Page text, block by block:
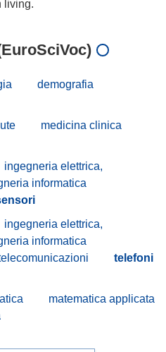
demografia
medicina clinica
ingegneria elettrica,
informatica
ingegneria elettrica,
informatica
telefoni
matematica applicata